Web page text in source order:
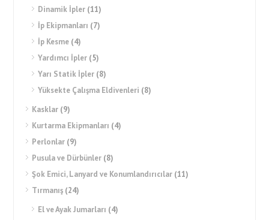
Dinamik İpler (11)
İp Ekipmanları (7)
İp Kesme (4)
Yardımcı İpler (5)
Yarı Statik İpler (8)
Yüksekte Çalışma Eldivenleri (8)
Kasklar (9)
Kurtarma Ekipmanları (4)
Perlonlar (9)
Pusula ve Dürbünler (8)
Şok Emici, Lanyard ve Konumlandırıcılar (11)
Tırmanış (24)
El ve Ayak Jumarları (4)